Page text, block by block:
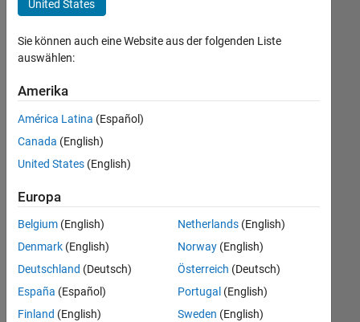
Information Technology
Commercial Sales
Education Sales
Inside Sales
Marketing Communications
Finance and Operations
Human Resources
+7
Derzeit
es
keine
offenen
Stellen,
Ihren
Suchkriterien
entsprechen.
können
die
Suchkriterien
United States
Sie können auch eine Website aus der folgenden Liste
auswählen:
Amerika
América Latina (Español)
Canada (English)
United States (English)
Europa
Belgium (English)
Denmark (English)
Deutschland (Deutsch)
España (Español)
Finland (English)
Netherlands(English)
Norway(English)
Österreich (Deutsch)
Portugal (English)
Sweden (English)